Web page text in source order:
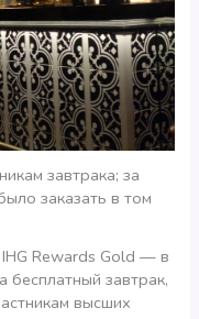
завтрака; за
заказать в том
Rewards Gold — в
завтрак,
высших